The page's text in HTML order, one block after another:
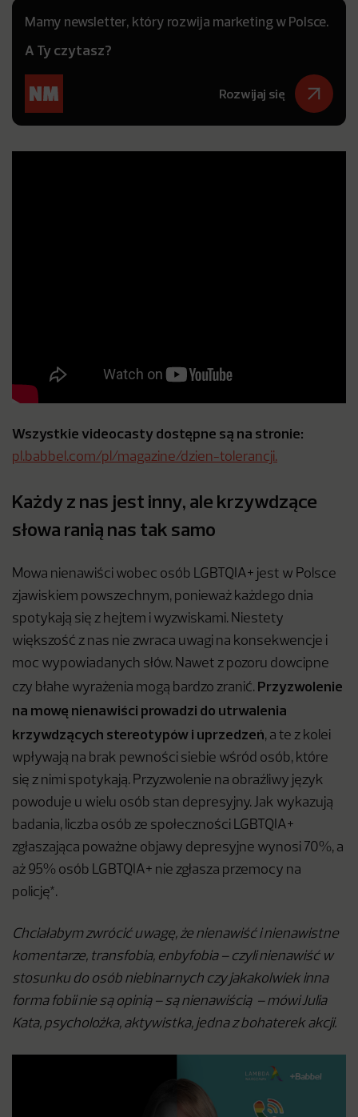
Mamy newsletter, który rozwija marketing w Polsce.
A Ty czytasz?
Rozwijaj się
Wszystkie videocasty dostępne są na stronie:
pl.babbel.com/pl/magazine/dzien-tolerancji.
Każdy z nas jest inny, ale krzywdzące
słowa ranią nas tak samo
Mowa nienawiści wobec osób LGBTQIA+ jest w Polsce
zjawiskiem powszechnym, ponieważ każdego dnia
spotykają się z hejtem i wyzwiskami. Niestety
większość z nas nie zwraca uwagi na konsekwencje i
moc wypowiadanych słów. Nawet z pozoru dowcipne
czy błahe wyrażenia mogą bardzo zranić. Przyzwolenie
na mowę nienawiści prowadzi do utrwalenia
krzywdzących stereotypów i uprzedzeń, a te z kolei
wpływają na brak pewności siebie wśród osób, które
się z nimi spotykają. Przyzwolenie na obraźliwy język
powoduje u wielu osób stan depresyjny. Jak wykazują
badania, liczba osób ze społeczności LGBTQIA+
zgłaszająca poważne objawy depresyjne wynosi 70%, a
aż 95% osób LGBTQIA+ nie zgłasza przemocy na
policję*.
Chciałabym zwrócić uwagę, że nienawiść i nienawistne
komentarze, transfobia, enbyfobia – czyli nienawiść w
stosunku do osób niebinarnych czy jakakolwiek inna
forma fobii nie są opinią – są nienawiścią – mówi Julia
Kata, psycholożka, aktywistka, jedna z bohaterek akcji.